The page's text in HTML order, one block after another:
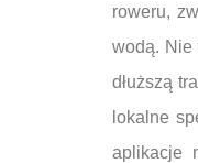
roweru,
wodą. Nie
dłuższą
lokalne
aplikacje